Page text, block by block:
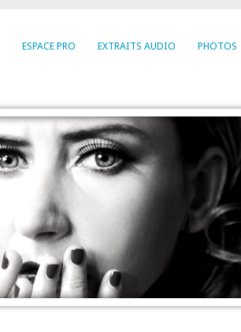
ESPACE PRO EXTRAITS AUDIO PHOTOS